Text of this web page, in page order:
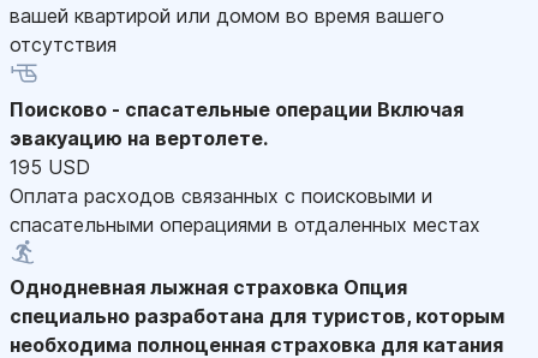
вашей квартирой или домом во время вашего
отсутствия
Поисково - спасательные операции Включая
эвакуацию на вертолете.
195 USD
Оплата расходов связанных с поисковыми и
спасательными операциями в отдаленных местах
Однодневная лыжная страховка Опция
специально разработана для туристов, которым
необходима полноценная страховка для катания